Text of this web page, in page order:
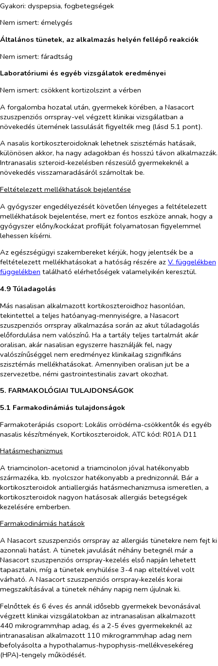
Gyakori: dyspepsia, fogbetegségek
Nem ismert: émelygés
Általános tünetek, az alkalmazás helyén fellépő reakciók
Nem ismert: fáradtság
Laboratóriumi és egyéb vizsgálatok eredményei
Nem ismert: csökkent kortizolszint a vérben
A forgalomba hozatal után, gyermekek körében, a Nasacort
szuszpenziós orrspray-vel végzett klinikai vizsgálatban a
növekedés ütemének lassulását figyelték meg (lásd 5.1 pont).
A nasalis kortikoszteroidoknak lehetnek szisztémás hatásaik,
különösen akkor, ha nagy adagokban és hosszú távon alkalmazzák.
Intranasalis szteroid-kezelésben részesülő gyermekeknél a
növekedés visszamaradásáról számoltak be.
Feltételezett mellékhatások bejelentése
A gyógyszer engedélyezését követően lényeges a feltételezett
mellékhatások bejelentése, mert ez fontos eszköze annak, hogy a
gyógyszer előny/kockázat profilját folyamatosan figyelemmel
lehessen kísérni.
Az egészségügyi szakembereket kérjük, hogy jelentsék be a
feltételezett mellékhatásokat a hatóság részére az V. függelékben
függelékben található elérhetőségek valamelyikén keresztül.
4.9 Túladagolás
Más nasalisan alkalmazott kortikoszteroidhoz hasonlóan,
tekintettel a teljes hatóanyag-mennyiségre, a Nasacort
szuszpenziós orrspray alkalmazása során az akut túladagolás
előfordulása nem valószínű. Ha a tartály teljes tartalmát akár
oralisan, akár nasalisan egyszerre használják fel, nagy
valószínűséggel nem eredményez klinikailag szignifikáns
szisztémás mellékhatásokat. Amennyiben oralisan jut be a
szervezetbe, némi gastrointestinalis zavart okozhat.
5. FARMAKOLÓGIAI TULAJDONSÁGOK
5.1 Farmakodinámiás tulajdonságok
Farmakoterápiás csoport: Lokális orrödéma-csökkentők és egyéb
nasalis készítmények, Kortikoszteroidok, ATC kód: R01A D11
Hatásmechanizmus
A triamcinolon-acetonid a triamcinolon jóval hatékonyabb
származéka, kb. nyolcszor hatékonyabb a prednizonnál. Bár a
kortikoszteroidok antiallergiás hatásmechanizmusa ismeretlen, a
kortikoszteroidok nagyon hatásosak allergiás betegségek
kezelésére emberben.
Farmakodinámiás hatások
A Nasacort szuszpenziós orrspray az allergiás tünetekre nem fejt ki
azonnali hatást. A tünetek javulását néhány betegnél már a
Nasacort szuszpenziós orrspray-kezelés első napján lehetett
tapasztalni, míg a tünetek enyhülése 3-4 nap elteltével volt
várható. A Nasacort szuszpenziós orrspray‑kezelés korai
megszakításával a tünetek néhány napig nem újulnak ki.
Felnőttek és 6 éves és annál idősebb gyermekek bevonásával
végzett klinikai vizsgálatokban az intranasalisan alkalmazott
440 mikrogramm/nap adag, és a 2-5 éves gyermekeknél az
intranasalisan alkalmazott 110 mikrogramm/nap adag nem
befolyásolta a hypothalamus-hypophysis-mellékvesekéreg
(HPA)‑tengely működését.